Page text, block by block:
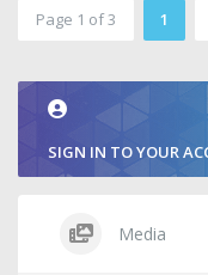
Page 1 of 3 1
SIGN IN TO YOUR
Media